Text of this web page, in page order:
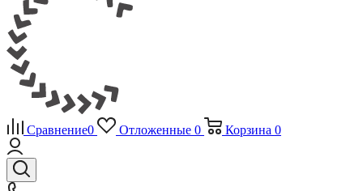
Сравнение0 Отложенные 0 Корзина 0